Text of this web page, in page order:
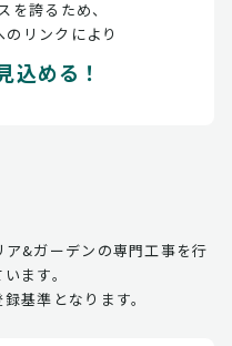
を誇るため、
リンクにより
込める！
&ガーデンの専門工事を行
ます。
基準となります。